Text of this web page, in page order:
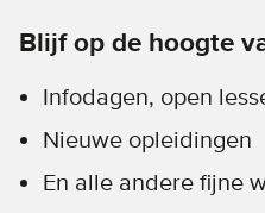
Blijf op de hoogte
Infodagen, open
Nieuwe opleidingen
En alle andere fijne